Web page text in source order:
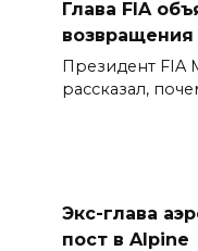
Глава FIA
Президент FIA
рассказал,
Экс-глава
пост в Alpine